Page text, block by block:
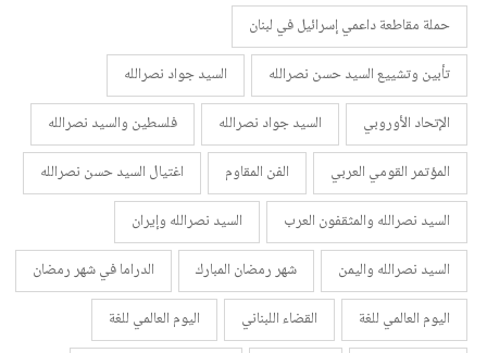
حملة مقاطعة داعمي إسرائيل في لبنان
تأبين وتشييع السيد حسن نصرالله
السيد جواد نصرالله
الإتحاد الأوروبي
السيد جواد نصرالله
فلسطين والسيد نصرالله
المؤتمر القومي العربي
الفن المقاوم
اغتيال السيد حسن نصرالله
السيد نصرالله والمثقفون العرب
السيد نصرالله وإيران
السيد نصرالله واليمن
شهر رمضان المبارك
الدراما في شهر رمضان
اليوم العالمي للغة
القضاء اللبناني
اليوم العالمي للغة